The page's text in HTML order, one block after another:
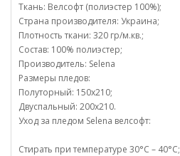
Ткань: Велсофт (полиэстер 100%);
Страна производителя: Украина;
Плотность ткани: 320 гр/м.кв.;
Состав: 100% полиэстер;
Производитель: Selena
Размеры пледов:
Полуторный: 150х210;
Двуспальный: 200х210.
Уход за пледом Selena велсофт:
Стирать при температуре 30°С – 40°С;